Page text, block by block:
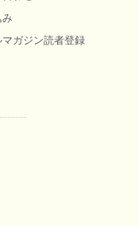
み
マガジン読者登録